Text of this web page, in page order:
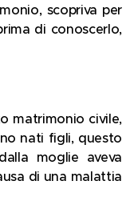
scopriva per
di conoscerlo,
matrimonio civile,
nati figli, questo
moglie aveva
di una malattia